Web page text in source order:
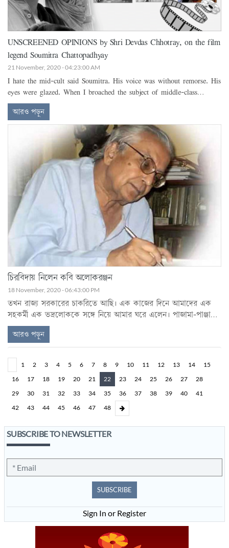
UNSCREENED OPINIONS by Shri Devdas Chhotray, on the film
legend Soumitra Chattopadhyay
21 November, 2020 - 04:23:00 AM
I hate the mid-cult said Soumitra. His voice was without remorse. His
eyes were glazed. When I broached the subject of middle-class
culture, I thought he would reach for his revolver.
আরও পড়ুন
চিরবিদায় নিলেন কবি অলোকরঞ্জন
18 November, 2020 - 06:43:00 PM
তখন রাজ্য সরকারের চাকরিতে আছি। এক কাজের দিনে আমাদের এক
সহকর্মী এক ভদ্রলোককে সঙ্গে নিয়ে আমার ঘরে এলেন। পাজামা-পাঞ্জাবী
পরিহিত সৌম্যদর্শন মানুষটিকে দেখিয়ে বল্লেন, ইনি কবি অলোকরঞ্জন
দাশগুপ্ত, একটি প্রয়োজনে মহাকরণে আমাদের দপ্তরে এসেছেন। কাজটি
সম্পন্ন করতে কিছুক্ষণ সময় লাগবে ততক্ষণ তিনি যদি আমার ঘরে বসতে
পারেন!
আরও পড়ুন
1 2 3 4 5 6 7 8 9 10 11 12 13 14
15
16
17 18 19 20 21 22 23 24 25 26 27
28
29
30 31 32 33 34 35 36 37 38 39 40
41
42
43 44 45 46 47 48
SUBSCRIBE TO NEWSLETTER
SUBSCRIBE
Sign In or Register